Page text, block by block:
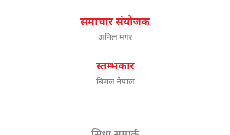
समाचार संयोजक
अनिल मगर
स्तम्भकार
बिमल नेपाल